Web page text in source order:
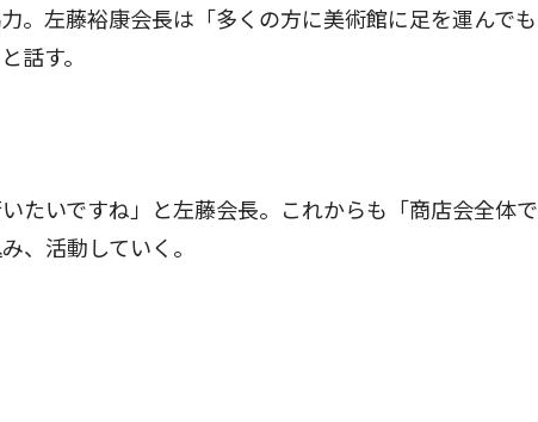
。左藤裕康会長は「多くの方に美術館に足を運んでも
話す。
たいですね」と左藤会長。これからも「商店会全体で
、活動していく。